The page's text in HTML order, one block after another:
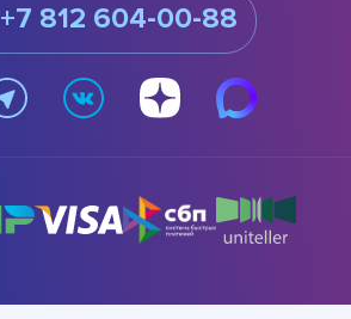
+7 812 604-00-88